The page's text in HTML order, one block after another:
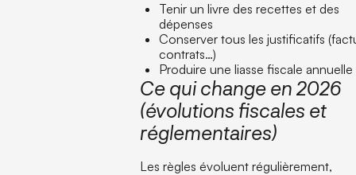
Tenir un livre des recettes et des
dépenses
Conserver tous les justificatifs
contrats…)
Produire une liasse fiscale annuelle
Ce qui change en 2026
(évolutions fiscales et
réglementaires)
Les règles évoluent régulièrement,